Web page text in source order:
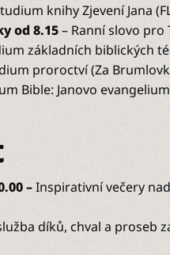
knihy Zjevení Jana
od 8.15– Ranní slovo pro
základních biblických
proroctví (Za
Bible: Janovo
–Inspirativní večery
díků, chval a proseb